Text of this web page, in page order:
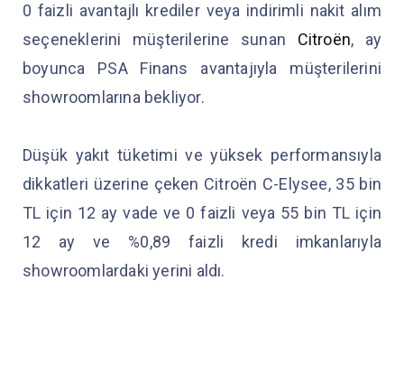
0 faizli avantajlı krediler veya indirimli nakit alım
seçeneklerini müşterilerine sunan Citroën, ay
boyunca PSA Finans avantajıyla müşterilerini
showroomlarına bekliyor.
Düşük yakıt tüketimi ve yüksek performansıyla
dikkatleri üzerine çeken Citroën C-Elysee, 35 bin
TL için 12 ay vade ve 0 faizli veya 55 bin TL için
12 ay ve %0,89 faizli kredi imkanlarıyla
showroomlardaki yerini aldı.